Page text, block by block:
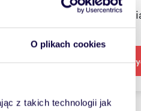
O plikach cookies
z takich technologii jak
Określ swoje
Powiadom o